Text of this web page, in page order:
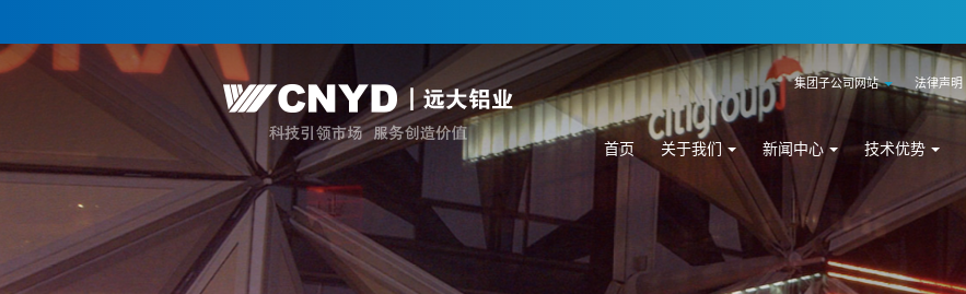
法律声明
集团子公司网站
首页 关于我们 新闻中心 技术优势